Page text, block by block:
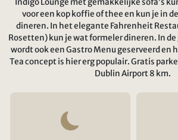
Indigo Lounge met gemakkelijke sofa’s
voor een kop koffie of thee en kun je in
dineren. In het elegante Fahrenheit
Rosetten) kun je wat formeler dineren. In
wordt ook een Gastro Menu geserveerd en
Tea concept is hier erg populair. Gratis
Dublin Airport 8 km.